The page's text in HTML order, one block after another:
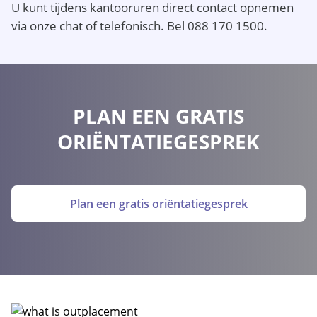
U kunt tijdens kantooruren direct contact opnemen
via onze chat of telefonisch. Bel 088 170 1500.
PLAN EEN GRATIS
ORIËNTATIEGESPREK
Plan een gratis oriëntatiegesprek